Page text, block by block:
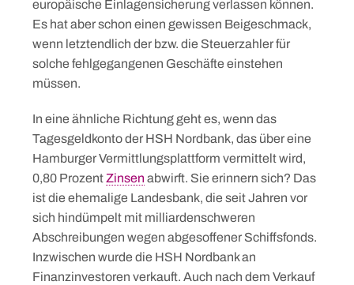
europäische Einlagensicherung verlassen können.
Es hat aber schon einen gewissen Beigeschmack,
wenn letztendlich der bzw. die Steuerzahler für
solche fehlgegangenen Geschäfte einstehen
müssen.
In eine ähnliche Richtung geht es, wenn das
Tagesgeldkonto der HSH Nordbank, das über eine
Hamburger Vermittlungsplattform vermittelt wird,
0,80 Prozent Zinsen abwirft. Sie erinnern sich? Das
ist die ehemalige Landesbank, die seit Jahren vor
sich hindümpelt mit milliardenschweren
Abschreibungen wegen abgesoffener Schiffsfonds.
Inzwischen wurde die HSH Nordbank an
Finanzinvestoren verkauft. Auch nach dem Verkauf